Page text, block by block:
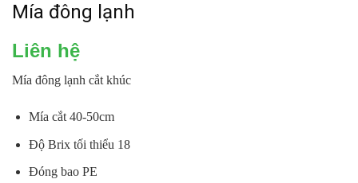
Mía đông lạnh
Liên hệ
Mía đông lạnh cắt khúc
Mía cắt 40-50cm
Độ Brix tối thiểu 18
Đóng bao PE